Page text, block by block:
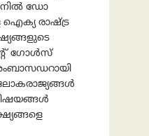
ഡോ
രാഷ്ട്ര
ഗോൾസ്
ലോകരാജ്യങ്ങൾ